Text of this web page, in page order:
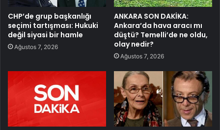
CHP’de grup başkanlığı
seçimi tartışması: Hukuki
değil siyasi bir hamle
Ağustos 7, 2026
ANKARA SON DAKİKA:
Ankara’da hava aracı mı
düştü? Temelli’de ne oldu,
olay nedir?
Ağustos 7, 2026